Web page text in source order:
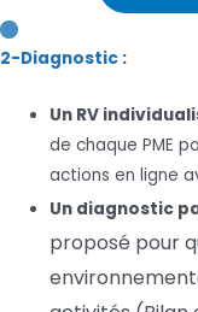
2-Diagnostic :
Un RV
de chaque PME
actions en ligne
Un diagnostic
proposé pour